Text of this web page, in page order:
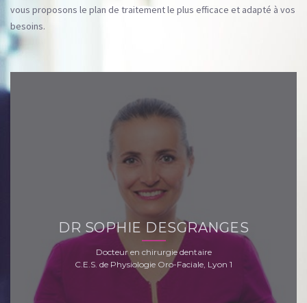
vous proposons le plan de traitement le plus efficace et adapté à vos
besoins.
DR SOPHIE DESGRANGES
Docteur en chirurgie dentaire
C.E.S. de Physiologie Oro-Faciale, Lyon 1